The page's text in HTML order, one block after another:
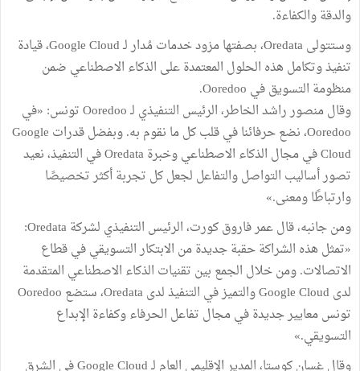
والدقة والكفاءة.
وستتولى Oredata، بصفتها مزود خدمات مُدار لـ Google Cloud، قيادة
تنفيذ وتكامل هذه الحلول المعتمدة على الذكاء الاصطناعي ضمن
منظومة التسويق في Ooredoo.
وقال منصور راشد الخاطر، الرئيس التنفيذي لـ Ooredoo تونس: «في
Ooredoo، نضع حرفائنا في قلب كل ما نقوم به. وبفضل قدرات Google
Cloud في مجال الذكاء الاصطناعي وخبرة Oredata في التنفيذ، نعيد
تصور أساليب التواصل والتفاعل لجعل كل تجربة أكثر تخصيصًا
وارتباطًا ومعنى.»
ومن جانبه، قال عمر فاروق كورت، الرئيس التنفيذي لشركة Oredata:
«تمثل هذه الشراكة حقبة جديدة من الابتكار التسويقي في قطاع
الاتصالات. ومن خلال الجمع بين تقنيات الذكاء الاصطناعي المتقدمة
لدى Google Cloud والتميز في التنفيذ لدى Oredata، ستضع Ooredoo
تونس معايير جديدة في مجال تفاعل الحرفاء وكفاءة الإبداع
التسويقي.»